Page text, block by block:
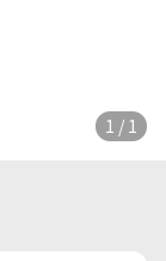
1 / 1